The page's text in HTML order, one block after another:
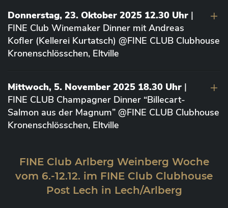
Donnerstag, 23. Oktober 2025 12.30 Uhr |
FINE Club Winemaker Dinner mit Andreas
Kofler (Kellerei Kurtatsch) @FINE CLUB Clubhouse
Kronenschlösschen, Eltville
Mittwoch, 5. November 2025 18.30 Uhr |
FINE CLUB Champagner Dinner “Billecart-
Salmon aus der Magnum” @FINE CLUB Clubhouse
Kronenschlösschen, Eltville
FINE Club Arlberg Weinberg Woche
vom 6.-12.12. im FINE Club Clubhouse
Post Lech in Lech/Arlberg